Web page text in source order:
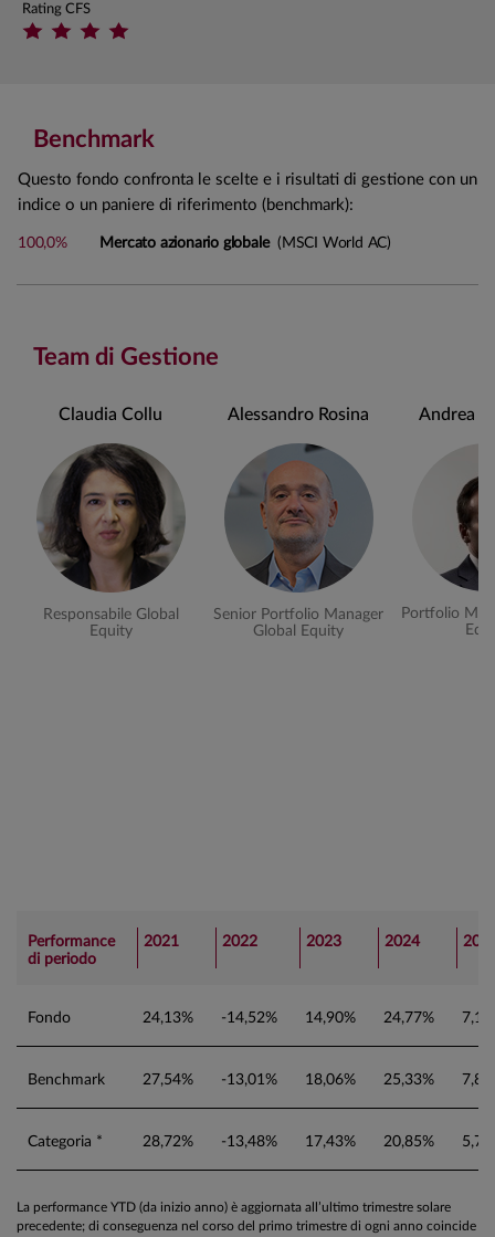
Rating CFS
Benchmark
Questo fondo confronta le scelte e i risultati di gestione con un
indice o un paniere di riferimento (benchmark):
100,0% Mercato azionario globale(MSCI World AC)
Team di Gestione
Claudia Collu
Responsabile Global
Equity
Alessandro Rosina
Senior Portfolio Manager
Global Equity
Andrea
Portfolio
Performance
di periodo
2021 2022 2023 2024
Fondo 24,13% -14,52% 14,90% 24,77%
Benchmark 27,54% -13,01% 18,06% 25,33%
Categoria * 28,72% -13,48% 17,43% 20,85%
La performance YTD (da inizio anno) è aggiornata all’ultimo trimestre solare
precedente; di conseguenza nel corso del primo trimestre di ogni anno coincide